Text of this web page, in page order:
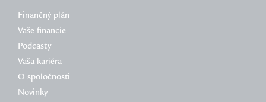
Finančný plán
Vaše financie
Podcasty
Vaša kariéra
O spoločnosti
Novinky